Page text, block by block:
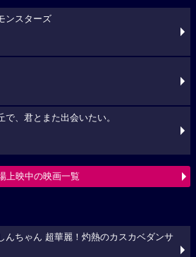
ンスターズ
で、君とまた出会いたい。
上映中の映画一覧
んちゃん 超華麗！灼熱のカスカベダンサ